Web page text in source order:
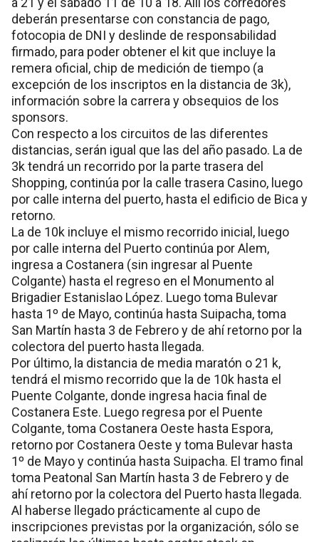
deberán presentarse con constancia de pago,
fotocopia de DNI y deslinde de responsabilidad
firmado, para poder obtener el kit que incluye la
remera oficial, chip de medición de tiempo (a
excepción de los inscriptos en la distancia de 3k),
información sobre la carrera y obsequios de los
sponsors.
Con respecto a los circuitos de las diferentes
distancias, serán igual que las del año pasado. La de
3k tendrá un recorrido por la parte trasera del
Shopping, continúa por la calle trasera Casino, luego
por calle interna del puerto, hasta el edificio de Bica y
retorno.
La de 10k incluye el mismo recorrido inicial, luego
por calle interna del Puerto continúa por Alem,
ingresa a Costanera (sin ingresar al Puente
Colgante) hasta el regreso en el Monumento al
Brigadier Estanislao López. Luego toma Bulevar
hasta 1º de Mayo, continúa hasta Suipacha, toma
San Martín hasta 3 de Febrero y de ahí retorno por la
colectora del puerto hasta llegada.
Por último, la distancia de media maratón o 21 k,
tendrá el mismo recorrido que la de 10k hasta el
Puente Colgante, donde ingresa hacia final de
Costanera Este. Luego regresa por el Puente
Colgante, toma Costanera Oeste hasta Espora,
retorno por Costanera Oeste y toma Bulevar hasta
1º de Mayo y continúa hasta Suipacha. El tramo final
toma Peatonal San Martín hasta 3 de Febrero y de
ahí retorno por la colectora del Puerto hasta llegada.
Al haberse llegado prácticamente al cupo de
inscripciones previstas por la organización, sólo se